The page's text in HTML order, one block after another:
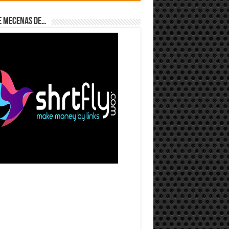
Mecenas de…